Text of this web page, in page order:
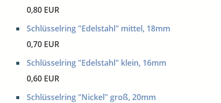
0,80 EUR
Schlüsselring "Edelstahl" mittel, 18mm
0,70 EUR
Schlüsselring "Edelstahl" klein, 16mm
0,60 EUR
Schlüsselring "Nickel" groß, 20mm